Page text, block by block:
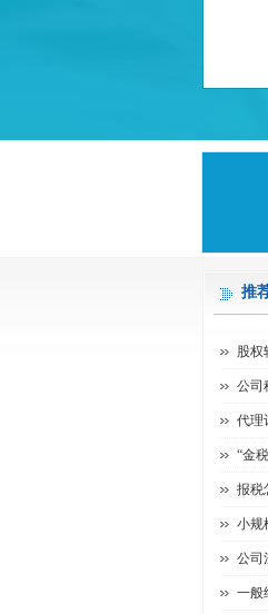
推
股权
公司
代理
“金
报税
小规
公司
一般